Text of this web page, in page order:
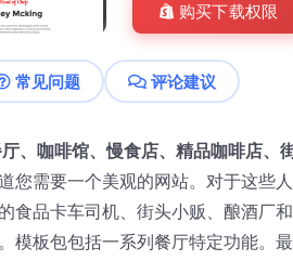
购买下载权限
常见问题 评论建议
、咖啡馆、慢食店、精品咖啡店、
您需要一个美观的网站。对于这些
食品卡车司机、街头小贩、酿酒厂
模板包包括一系列餐厅特定功能。